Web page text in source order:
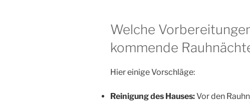
Welche
kommende
Hier einige Vorschläge:
Reinigung des Hauses:Vor den